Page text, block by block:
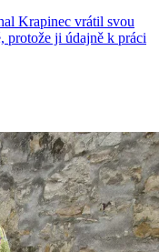
Krapinec vrátil svou
protože ji údajně k práci